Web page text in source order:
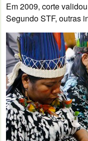
Em 2009, corte
Segundo STF, outras